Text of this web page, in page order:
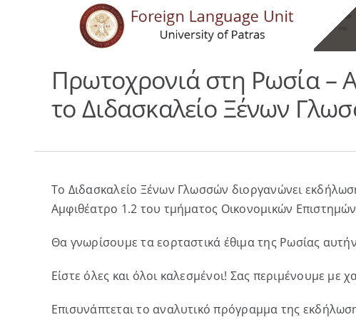
Πρωτοχρονιά στη Ρωσία –
το Διδασκαλείο Ξένων
Το Διδασκαλείο Ξένων Γλωσσών διοργανώνει
Αμφιθέατρο 1.2 του τμήματος Οικονομικών
Θα γνωρίσουμε τα εορταστικά έθιμα της Ρωσίας
Είστε όλες και όλοι καλεσμένοι! Σας περιμένουμε με
Επισυνάπτεται το αναλυτικό πρόγραμμα της